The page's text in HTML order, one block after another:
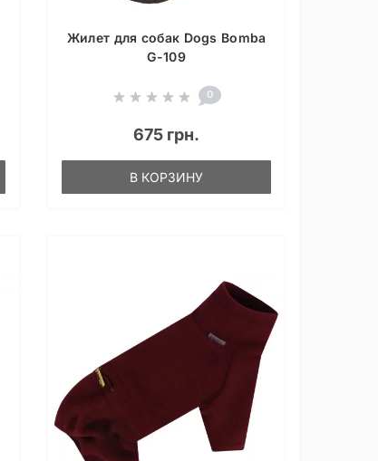
Жилет для собак Dogs Bomba
G-109
0
675 грн.
В КОРЗИНУ